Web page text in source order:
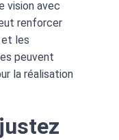
vision avec
renforcer
les
peuvent
la réalisation